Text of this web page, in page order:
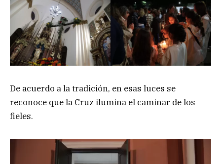
De acuerdo a la tradición, en esas luces se
reconoce que la Cruz ilumina el caminar de los
fieles.